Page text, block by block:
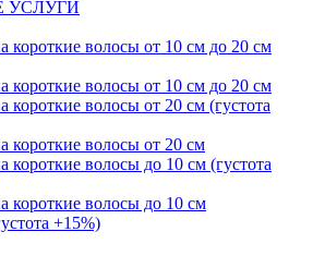
УСЛУГИ
короткие волосы от 10 см до 20 см
короткие волосы от 10 см до 20 см
короткие волосы от 20 см (густота
короткие волосы от 20 см
короткие волосы до 10 см (густота
короткие волосы до 10 см
+15%)